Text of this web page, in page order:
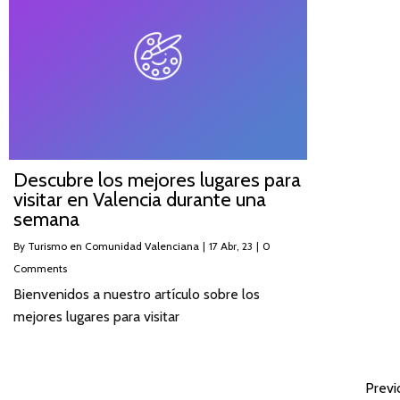
Descubre los mejores lugares para
visitar en Valencia durante una
semana
By Turismo en Comunidad Valenciana | 17 Abr, 23 | 0
Comments
Bienvenidos a nuestro artículo sobre los
mejores lugares para visitar